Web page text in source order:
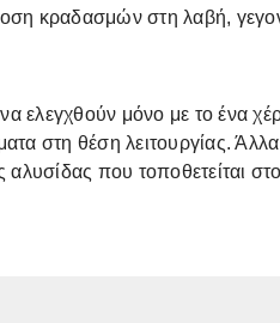
κραδασμών στη λαβή,
ελεγχθούν μόνο με το ένα
στη θέση λειτουργίας.
που τοποθετείται